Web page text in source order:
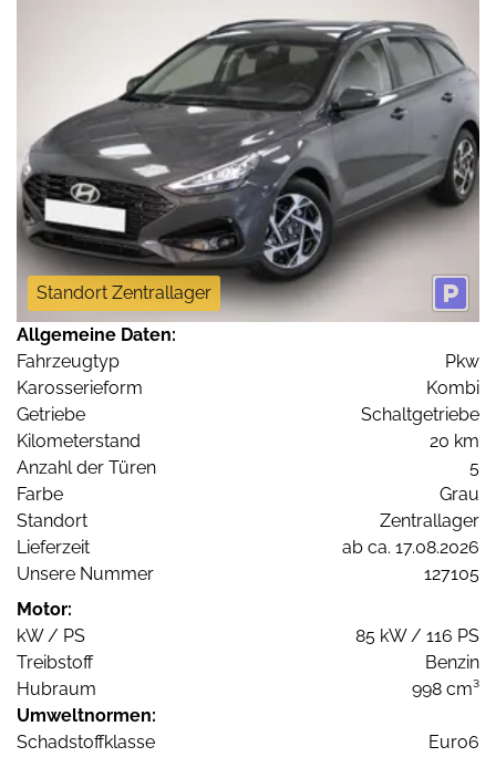
Standort Zentrallager
Allgemeine Daten:
Fahrzeugtyp
Pkw
Karosserieform
Kombi
Getriebe
Schaltgetriebe
Kilometerstand
20 km
Anzahl der Türen
5
Farbe
Grau
Standort
Zentrallager
Lieferzeit
ab ca. 17.08.2026
Unsere Nummer
127105
Motor:
kW / PS
85 kW / 116 PS
Treibstoff
Benzin
Hubraum
998 cm³
Umweltnormen:
Schadstoffklasse
Euro6